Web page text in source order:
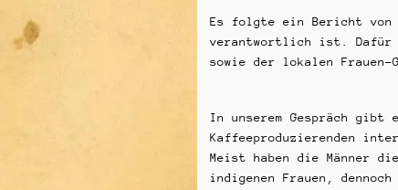
Es folgte ein Bericht von
verantwortlich ist. Dafür
sowie der lokalen Frauen-
In unserem Gespräch
Kaffeeproduzierenden
Meist haben die
indigenen Frauen,